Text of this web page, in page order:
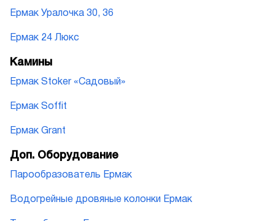
Ермак Уралочка 30, 36
Ермак 24 Люкс
Камины
Ермак Stoker «Садовый»
Ермак Soffit
Ермак Grant
Доп. Оборудование
Парообразователь Ермак
Водогрейные дровяные колонки Ермак